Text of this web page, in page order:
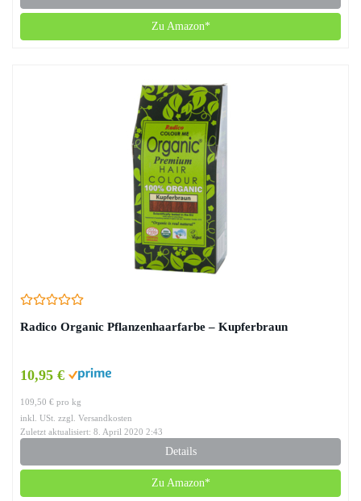
Zu Amazon*
Radico Organic Pflanzenhaarfarbe – Kupferbraun
10,95 €
109,50 € pro kg
inkl. USt. zzgl. Versandkosten
Zuletzt aktualisiert: 8. April 2020 2:43
Details
Zu Amazon*